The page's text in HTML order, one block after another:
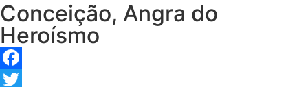
Conceição, Angra do
Heroísmo
Facebook